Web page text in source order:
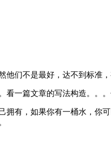
他们不是最好，达不到标准
看一篇文章的写法构造。。
拥有，如果你有一桶水，你